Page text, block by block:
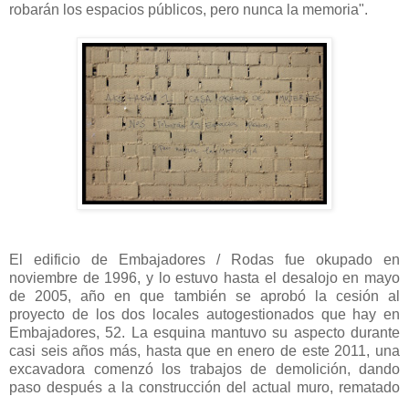
robarán los espacios públicos, pero nunca la memoria".
El edificio de Embajadores / Rodas fue okupado en
noviembre de 1996, y lo estuvo hasta el desalojo en mayo
de 2005, año en que también se aprobó la cesión al
proyecto de los dos locales autogestionados que hay en
Embajadores, 52. La esquina mantuvo su aspecto durante
casi seis años más, hasta que en enero de este 2011, una
excavadora comenzó los trabajos de demolición, dando
paso después a la construcción del actual muro, rematado